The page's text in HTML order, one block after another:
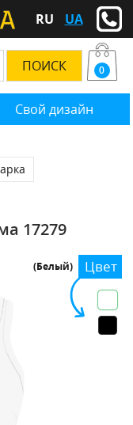
RU UA
Свой дизайн
0
17279
Цвет
(Белый)